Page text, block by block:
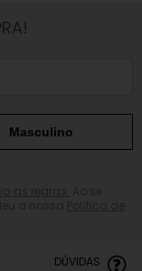
Masculino
DÚVIDAS